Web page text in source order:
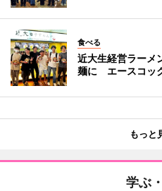
食べる
近大生経営ラーメ
麺に エースコッ
もっと
学ぶ